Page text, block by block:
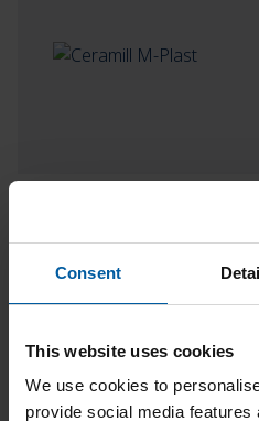
Consent
This website uses cookies
We use cookies to
provide social media